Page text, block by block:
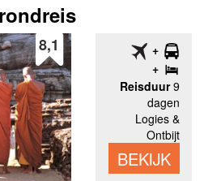
8,1
Reisduur9
dagen
Logies &
Ontbijt
BEKIJK